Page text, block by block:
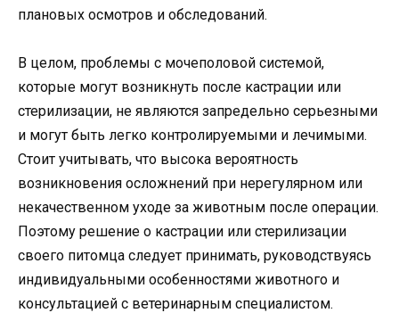
плановых осмотров и обследований.
В целом, проблемы с мочеполовой системой,
которые могут возникнуть после кастрации или
стерилизации, не являются запредельно серьезными
и могут быть легко контролируемыми и лечимыми.
Стоит учитывать, что высока вероятность
возникновения осложнений при нерегулярном или
некачественном уходе за животным после операции.
Поэтому решение о кастрации или стерилизации
своего питомца следует принимать, руководствуясь
индивидуальными особенностями животного и
консультацией с ветеринарным специалистом.